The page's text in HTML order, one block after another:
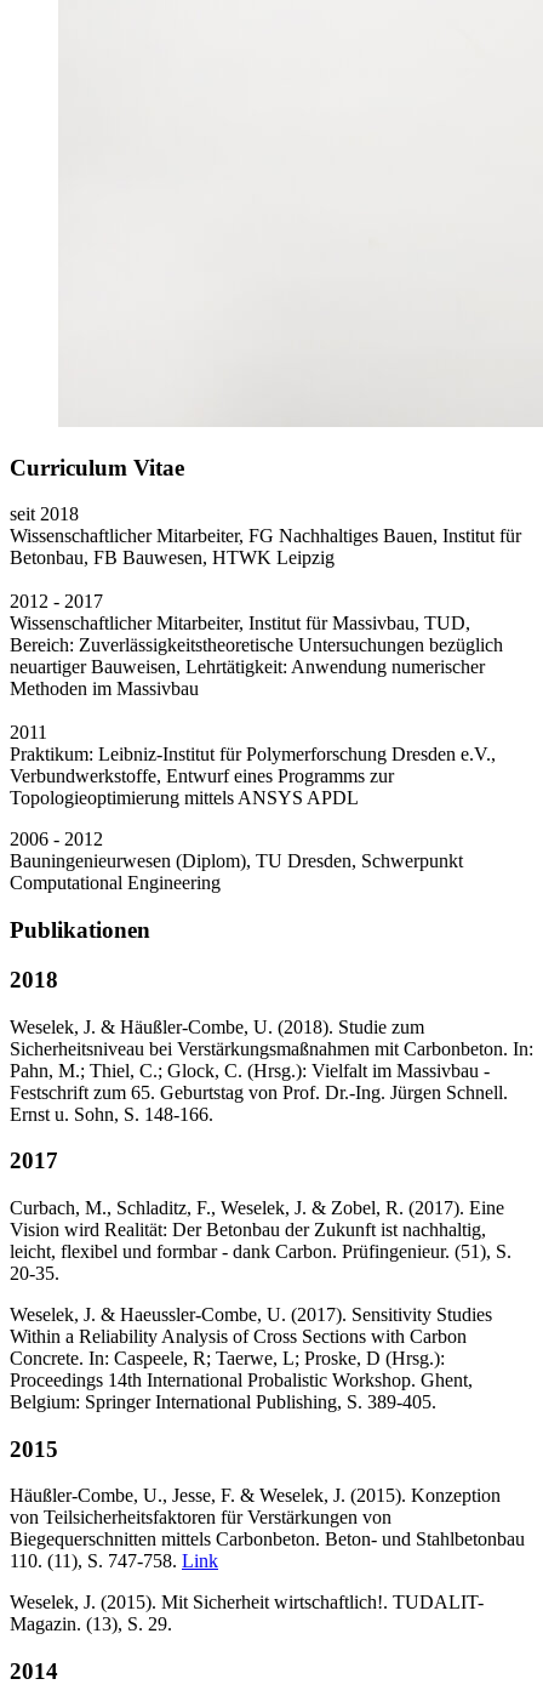
Curriculum Vitae
seit 2018
Wissenschaftlicher Mitarbeiter, FG Nachhaltiges Bauen, Institut für
Betonbau, FB Bauwesen, HTWK Leipzig
2012 - 2017
Wissenschaftlicher Mitarbeiter, Institut für Massivbau, TUD,
Bereich: Zuverlässigkeitstheoretische Untersuchungen bezüglich
neuartiger Bauweisen, Lehrtätigkeit: Anwendung numerischer
Methoden im Massivbau
2011
Praktikum: Leibniz-Institut für Polymerforschung Dresden e.V.,
Verbundwerkstoffe, Entwurf eines Programms zur
Topologieoptimierung mittels ANSYS APDL
2006 - 2012
Bauningenieurwesen (Diplom), TU Dresden, Schwerpunkt
Computational Engineering
Publikationen
2018
Weselek, J. & Häußler-Combe, U. (2018). Studie zum
Sicherheitsniveau bei Verstärkungsmaßnahmen mit Carbonbeton. In:
Pahn, M.; Thiel, C.; Glock, C. (Hrsg.): Vielfalt im Massivbau -
Festschrift zum 65. Geburtstag von Prof. Dr.-Ing. Jürgen Schnell.
Ernst u. Sohn, S. 148-166.
2017
Curbach, M., Schladitz, F., Weselek, J. & Zobel, R. (2017). Eine
Vision wird Realität: Der Betonbau der Zukunft ist nachhaltig,
leicht, flexibel und formbar - dank Carbon. Prüfingenieur. (51), S.
20-35.
Weselek, J. & Haeussler-Combe, U. (2017). Sensitivity Studies
Within a Reliability Analysis of Cross Sections with Carbon
Concrete. In: Caspeele, R; Taerwe, L; Proske, D (Hrsg.):
Proceedings 14th International Probalistic Workshop. Ghent,
Belgium: Springer International Publishing, S. 389-405.
2015
Häußler-Combe, U., Jesse, F. & Weselek, J. (2015). Konzeption
von Teilsicherheitsfaktoren für Verstärkungen von
Biegequerschnitten mittels Carbonbeton. Beton- und Stahlbetonbau
110. (11), S. 747-758. Link
Weselek, J. (2015). Mit Sicherheit wirtschaftlich!. TUDALIT-
Magazin. (13), S. 29.
2014